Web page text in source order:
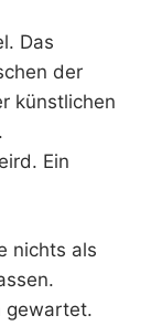
Das
der
künstlichen
Ein
nichts als
gewartet.